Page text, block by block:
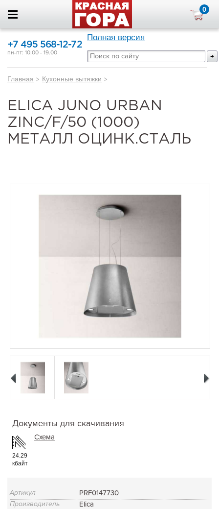
0
+7 495 568-12-72
пн-пт: 10.00 - 19.00
Полная версия
Главная > Кухонные вытяжки >
ELICA JUNO URBAN
ZINC/F/50 (1000)
МЕТАЛЛ ОЦИНК.СТАЛЬ
Документы для скачивания
24.29
кбайт
Схема
Артикул PRF0147730
Производитель Elica